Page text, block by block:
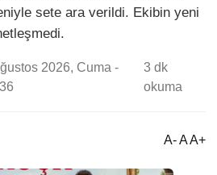
sete ara verildi. Ekibin yeni
2026, Cuma -
3 dk
okuma
A- A A+